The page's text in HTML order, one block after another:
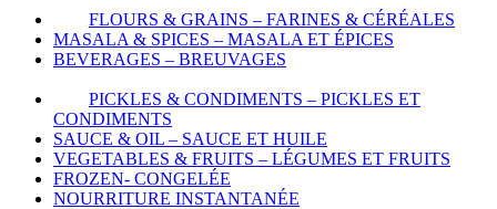
FLOURS & GRAINS – FARINES & CÉRÉALES
MASALA & SPICES – MASALA ET ÉPICES
BEVERAGES – BREUVAGES
PICKLES & CONDIMENTS – PICKLES ET
CONDIMENTS
SAUCE & OIL – SAUCE ET HUILE
VEGETABLES & FRUITS – LÉGUMES ET FRUITS
FROZEN- CONGELÉE
NOURRITURE INSTANTANÉE